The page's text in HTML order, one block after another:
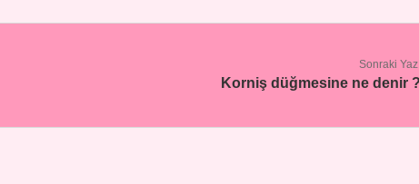
Sonraki
Korniş düğmesine ne denir